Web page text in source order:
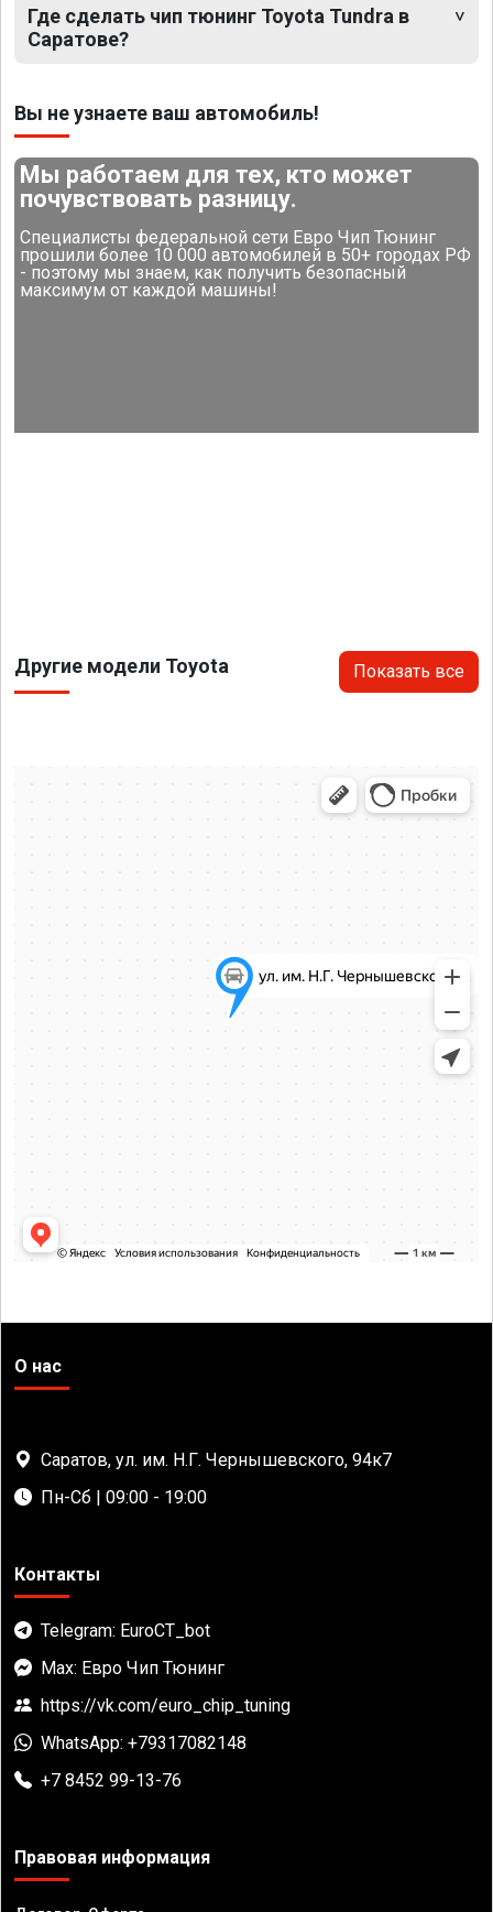
Где сделать чип тюнинг Toyota Tundra в
Саратове?
Вы не узнаете ваш автомобиль!
Мы работаем для тех, кто может
почувствовать разницу.
Специалисты федеральной сети Евро Чип Тюнинг
прошили более 10 000 автомобилей в 50+ городах РФ
- поэтому мы знаем, как получить безопасный
максимум от каждой машины!
Другие модели Toyota Показать все
О нас
Саратов, ул. им. Н.Г. Чернышевского, 94к7
Пн-Сб | 09:00 - 19:00
Контакты
Telegram: EuroCT_bot
Max: Евро Чип Тюнинг
https://vk.com/euro_chip_tuning
WhatsApp: +79317082148
+7 8452 99-13-76
Правовая информация